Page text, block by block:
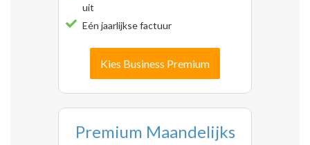
uit
Eén jaarlijkse factuur
Kies Business Premium
Premium Maandelijks